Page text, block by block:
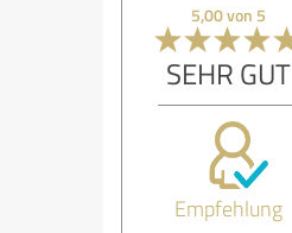
5,00 von 5
SEHR GUT
Empfehlung